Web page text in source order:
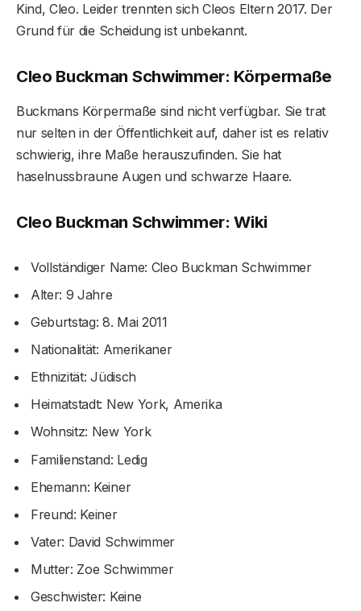
Kind, Cleo. Leider trennten sich Cleos Eltern 2017. Der
Grund für die Scheidung ist unbekannt.
Cleo Buckman Schwimmer: Körpermaße
Buckmans Körpermaße sind nicht verfügbar. Sie trat
nur selten in der Öffentlichkeit auf, daher ist es relativ
schwierig, ihre Maße herauszufinden. Sie hat
haselnussbraune Augen und schwarze Haare.
Cleo Buckman Schwimmer: Wiki
Vollständiger Name: Cleo Buckman Schwimmer
Alter: 9 Jahre
Geburtstag: 8. Mai 2011
Nationalität: Amerikaner
Ethnizität: Jüdisch
Heimatstadt: New York, Amerika
Wohnsitz: New York
Familienstand: Ledig
Ehemann: Keiner
Freund: Keiner
Vater: David Schwimmer
Mutter: Zoe Schwimmer
Geschwister: Keine